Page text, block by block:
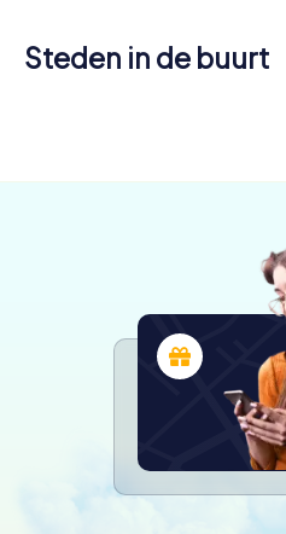
Steden in de buurt